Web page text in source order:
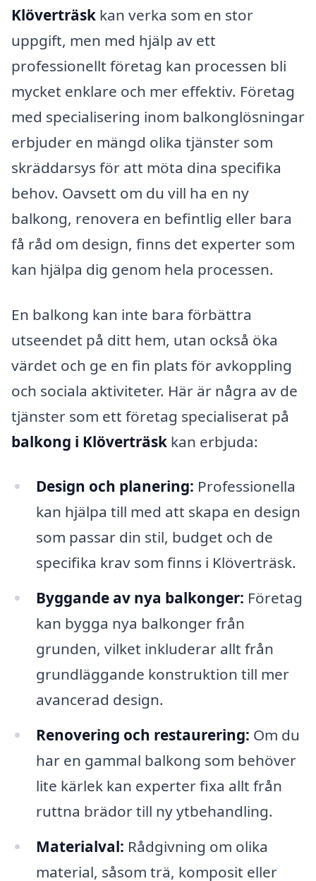
Klöverträsk kan verka som en stor
uppgift, men med hjälp av ett
professionellt företag kan processen bli
mycket enklare och mer effektiv. Företag
med specialisering inom balkonglösningar
erbjuder en mängd olika tjänster som
skräddarsys för att möta dina specifika
behov. Oavsett om du vill ha en ny
balkong, renovera en befintlig eller bara
få råd om design, finns det experter som
kan hjälpa dig genom hela processen.
En balkong kan inte bara förbättra
utseendet på ditt hem, utan också öka
värdet och ge en fin plats för avkoppling
och sociala aktiviteter. Här är några av de
tjänster som ett företag specialiserat på
balkong i Klöverträsk kan erbjuda:
Design och planering: Professionella
kan hjälpa till med att skapa en design
som passar din stil, budget och de
specifika krav som finns i Klöverträsk.
Byggande av nya balkonger: Företag
kan bygga nya balkonger från
grunden, vilket inkluderar allt från
grundläggande konstruktion till mer
avancerad design.
Renovering och restaurering: Om du
har en gammal balkong som behöver
lite kärlek kan experter fixa allt från
ruttna brädor till ny ytbehandling.
Materialval: Rådgivning om olika
material, såsom trä, komposit eller